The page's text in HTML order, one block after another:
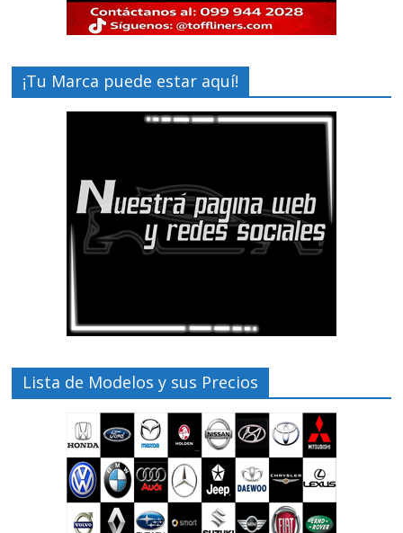
¡Tu Marca puede estar aquí!
Lista de Modelos y sus Precios